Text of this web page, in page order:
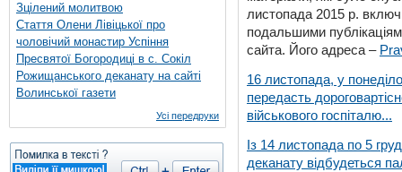
Зцілений молитвою
Стаття Олени Лівіцької про
чоловічий монастир Успіння
Пресвятої Богородиці в с. Сокіл
Рожищанського деканату на сайті
Волинської газети
Усі передруки
листопада 2015 р.
подальшими
сайта. Його адреса –
16 листопада, у
передасть
військового госпіталю...
Із 14 листопада по 5
деканату відбудеться